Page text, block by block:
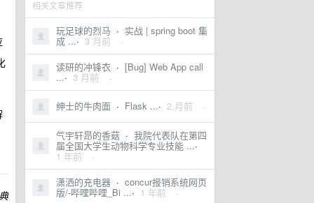
相关文章推荐
玩足球的烈马 · 实战 | spring boot 集
成 ...· 3 月前 ·
读研的冲锋衣 · [Bug] Web App call
...· 3 月前 ·
绅士的牛肉面 · Flask ...· 2 月前 ·
气宇轩昂的香菇 · 我院代表队在第四
届全国大学生动物科学专业技能 ...·
1 年前 ·
潇洒的充电器 · concur报销系统网页
版/-哔哩哔哩_Bi ...· 1 年前 ·